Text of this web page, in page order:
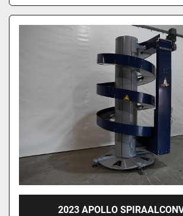
2023 APOLLO